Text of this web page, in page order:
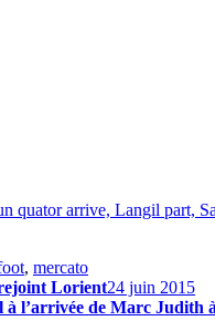
quator arrive, Langil part,
, mercato
Lorient24 juin 2015
à l’arrivée de Marc Judith